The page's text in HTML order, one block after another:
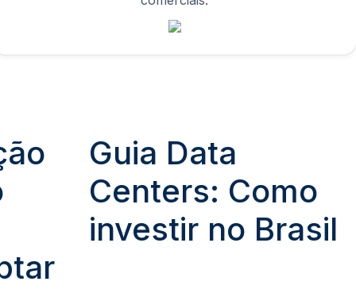
Guia Data
Centers: Como
investir no Brasil